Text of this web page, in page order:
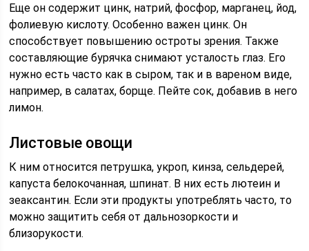
Еще он содержит цинк, натрий, фосфор, марганец, йод,
фолиевую кислоту. Особенно важен цинк. Он
способствует повышению остроты зрения. Также
составляющие бурячка снимают усталость глаз. Его
нужно есть часто как в сыром, так и в вареном виде,
например, в салатах, борще. Пейте сок, добавив в него
лимон.
Листовые овощи
К ним относится петрушка, укроп, кинза, сельдерей,
капуста белокочанная, шпинат. В них есть лютеин и
зеаксантин. Если эти продукты употреблять часто, то
можно защитить себя от дальнозоркости и
близорукости.